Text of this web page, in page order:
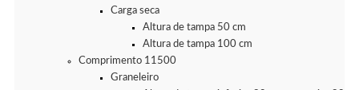
Carga seca
Altura de tampa 50 cm
Altura de tampa 100 cm
Comprimento 11500
Graneleiro